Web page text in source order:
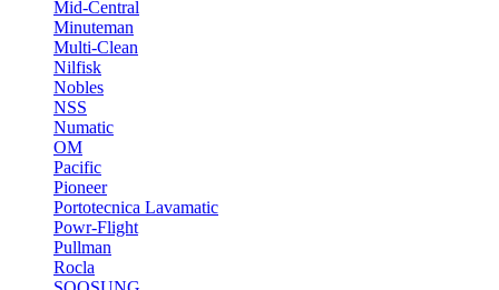
Mid-Central
Minuteman
Multi-Clean
Nilfisk
Nobles
NSS
Numatic
OM
Pacific
Pioneer
Portotecnica Lavamatic
Powr-Flight
Pullman
Rocla